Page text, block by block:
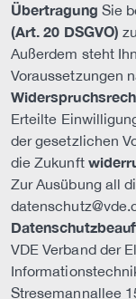
Übertragung Sie
(Art. 20 DSGVO)
Außerdem steht
Voraussetzungen
Erteilte
der gesetzlichen
die Zukunft
Zur Ausübung all
VDE Verband der
Stresemannallee